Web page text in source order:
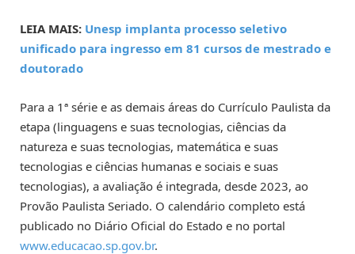
LEIA MAIS: Unesp implanta processo seletivo
unificado para ingresso em 81 cursos de mestrado e
doutorado
Para a 1ª série e as demais áreas do Currículo Paulista da
etapa (linguagens e suas tecnologias, ciências da
natureza e suas tecnologias, matemática e suas
tecnologias e ciências humanas e sociais e suas
tecnologias), a avaliação é integrada, desde 2023, ao
Provão Paulista Seriado. O calendário completo está
publicado no Diário Oficial do Estado e no portal
www.educacao.sp.gov.br.